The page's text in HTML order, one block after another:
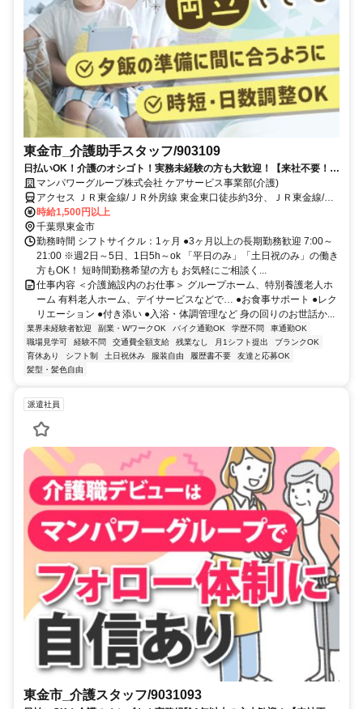
東金市_介護助手スタッフ/903109
日払いOK！介護のオシゴト！実務未経験の方も大歓迎！【来社不要！
WEB・電話登録OK】
マンパワーグループ株式会社 ケアサービス事業部(介護)
アクセス ＪＲ東金線/ＪＲ外房線 東金東口徒歩約3分、ＪＲ東金線/Ｊ
Ｒ外房線 福俵徒歩約36分、ＪＲ東金線/ＪＲ外房線 求名出入口1徒歩
約51分 車・バイク通勤OK（派遣先による）
時給1,500円以上
千葉県東金市
勤務時間 シフトサイクル：1ヶ月 ●3ヶ月以上の長期勤務歓迎 7:00～
21:00 ※週2日～5日、1日5h～ok 「平日のみ」「土日祝のみ」の働き
方もOK！ 短時間勤務希望の方も お気軽にご相談く...
仕事内容 ＜介護施設内のお仕事＞ グループホーム、特別養護老人ホ
ーム 有料老人ホーム、デイサービスなどで… ●お食事サポート ●レク
リエーション ●付き添い ●入浴・体調管理など 身の回りのお世話か...
業界未経験者歓迎 副業・WワークOK バイク通勤OK 学歴不問
車通勤OK
職場見学可
経験不問 交通費全額支給 残業なし 月1シフト提出
ブランクOK
育休あり
シフト制 土日祝休み 服装自由 履歴書不要
友達と応募OK
髪型・髪色自由
派遣社員
東金市_介護スタッフ/9031093